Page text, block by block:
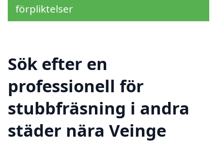
förpliktelser
Sök efter en
professionell för
stubbfräsning i andra
städer nära Veinge